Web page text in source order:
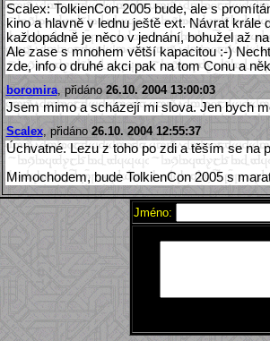
Scalex: TolkienCon 2005 bude, ale s
kino a hlavně v lednu ještě ext. Návrat krále
každopádně je něco v jednání, bohužel až
Ale zase s mnohem větší kapacitou :-)
zde, info o druhé akci pak na tom Conu a
boromira, přidáno 26.10. 2004 13:00:03
Jsem mimo a scházejí mi slova. Jen bych
Scalex, přidáno 26.10. 2004 12:55:37
Úchvatné. Lezu z toho po zdi a těším se na
Mimochodem, bude TolkienCon 2005 s
Jméno: